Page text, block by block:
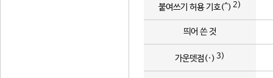
붙여쓰기 허용 기호(^) 2)
띄어 쓴 것
가운뎃점(·) 3)